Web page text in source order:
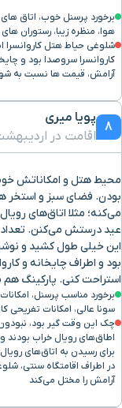
برخورد پرسنل خوب، اتاق
هوا، منظره زیبا، رستوران
کاروانسرا سروصدا بود و
آرامش، قیمت ها نسبت به
8
پویا میری
اقامت در اردیبهشت
محیط هتل و امکاناتش
بودن. فضای سبز و استخر
می‌کنه؛ مثلا اتاق‌های
عید درستش می‌کنن. تعداد
این خیلی طول کشید و
بود و اطراف چایخانه و
استراحت کنی. پارکینگ
برخورد مناسب پرسنل،
سونا عالی، امکانات
چک این وقت گیر بود،
اطاق‌های رویال خراب بودند و
برای رسیدن به اتاق‌های
در اطراف اقامتگاه سنتی،
آرامش را مختل می‌کند